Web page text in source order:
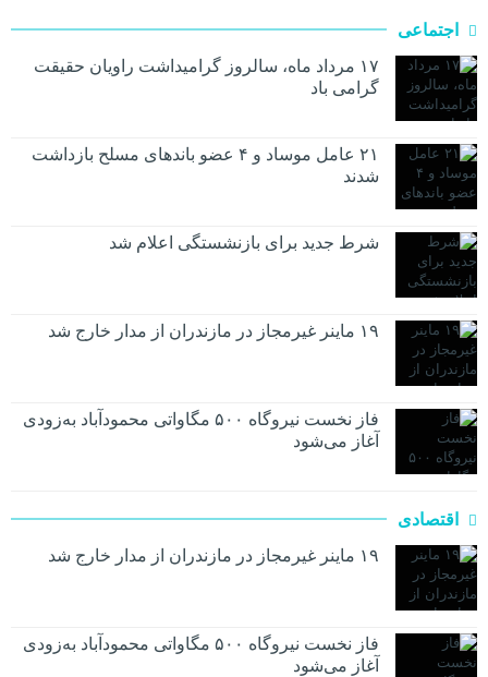
اجتماعی
۱۷ مرداد ماه، سالروز گرامیداشت راویان حقیقت
گرامی باد
۲۱ عامل موساد و ۴ عضو باند‌های مسلح بازداشت
شدند
شرط جدید برای بازنشستگی اعلام شد
۱۹ ماینر غیرمجاز در مازندران از مدار خارج شد
فاز نخست نیروگاه ۵۰۰ مگاواتی محمودآباد به‌زودی
آغاز می‌شود
اقتصادی
۱۹ ماینر غیرمجاز در مازندران از مدار خارج شد
فاز نخست نیروگاه ۵۰۰ مگاواتی محمودآباد به‌زودی
آغاز می‌شود